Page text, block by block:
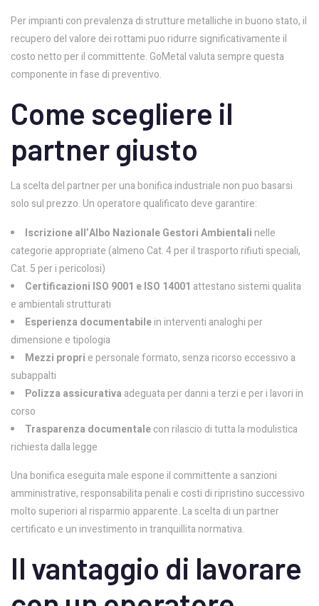
Per impianti con prevalenza di strutture metalliche in buono stato, il
recupero del valore dei rottami puo ridurre significativamente il
costo netto per il committente. GoMetal valuta sempre questa
componente in fase di preventivo.
Come scegliere il
partner giusto
La scelta del partner per una bonifica industriale non puo basarsi
solo sul prezzo. Un operatore qualificato deve garantire:
Iscrizione all’Albo Nazionale Gestori Ambientalinelle
categorie appropriate (almeno Cat. 4 per il trasporto rifiuti speciali,
Cat. 5 per i pericolosi)
Certificazioni ISO 9001 e ISO 14001 attestano sistemi qualita
e ambientali strutturati
Esperienza documentabilein interventi analoghi per
dimensione e tipologia
Mezzi propri e personale formato, senza ricorso eccessivo a
subappalti
Polizza assicurativa adeguata per danni a terzi e per i lavori in
corso
Trasparenza documentalecon rilascio di tutta la modulistica
richiesta dalla legge
Una bonifica eseguita male espone il committente a sanzioni
amministrative, responsabilita penali e costi di ripristino successivo
molto superiori al risparmio apparente. La scelta di un partner
certificato e un investimento in tranquillita normativa.
Il vantaggio di lavorare